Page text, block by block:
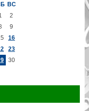
ВС
2
9
16
23
30